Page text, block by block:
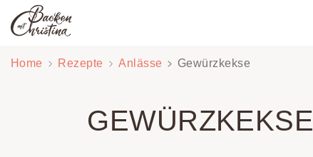
Inhalt
Home Rezepte Anlässe Gewürzkekse
GEWÜRZKEKSE